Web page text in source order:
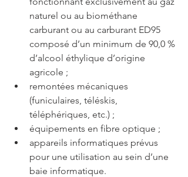
naturel ou au biométhane
carburant ou au carburant ED95
composé d’un minimum de 90,0 %
d’alcool éthylique d’origine
agricole ;
remontées mécaniques
(funiculaires, téléskis,
téléphériques, etc.) ;
équipements en fibre optique ;
appareils informatiques prévus
pour une utilisation au sein d’une
baie informatique.